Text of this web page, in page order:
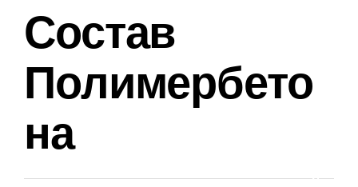
Т
Состав
Полимербето
На